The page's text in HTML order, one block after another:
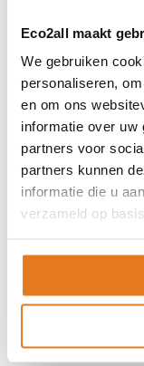
Eco2all maakt
We gebruiken
personaliseren,
en om ons
informatie over uw
partners voor
partners kunnen
informatie die u
verzameld op
Controllers
CV haard
CV pellet kachels
Infrarood panelen
Hoge temperatuur
Kachels
Pellet
Pellet kachels
Rookkanaal
Warmtepompen